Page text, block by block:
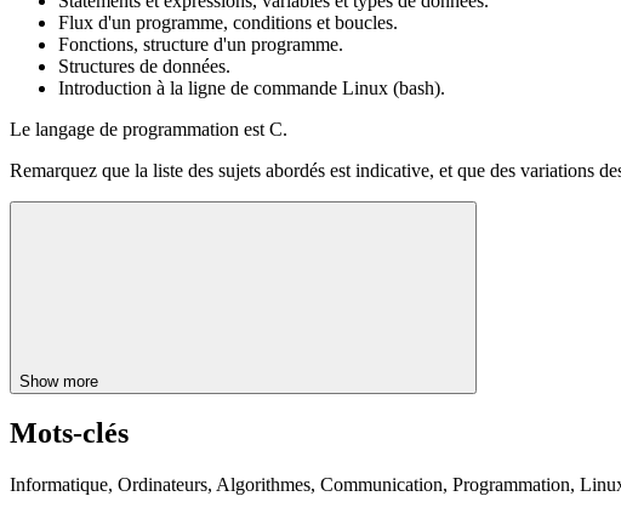
Flux d'un programme, conditions et boucles.
Fonctions, structure d'un programme.
Structures de données.
Introduction à la ligne de commande Linux (bash).
Le langage de programmation est C.
Remarquez que la liste des sujets abordés est indicative, et que des variations
Show more
Mots-clés
Informatique, Ordinateurs, Algorithmes, Communication, Programmation,